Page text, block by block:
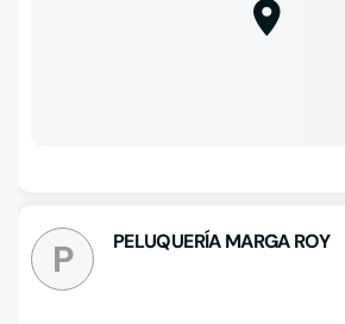
P PELUQUERÍA MARGA ROY